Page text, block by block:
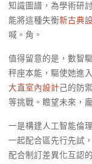
知識圖譜，為學術研
能將這種失衡新古典
喊。角。
值得留意的是，數智
秤座本能，驅使她進
大直室內設計己的防
等挑戰。瞻望未來，
一是構建人工智能倫
一起配合區先行先試
配合制訂差異化互認